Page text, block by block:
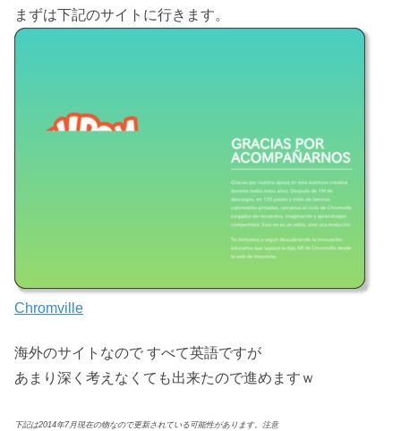
まずは下記のサイトに行きます。
Chromville
海外のサイトなので すべて英語ですが
あまり深く考えなくても出来たので進めますｗ
下記は2014年7月現在の物なので更新されている可能性があります。注意